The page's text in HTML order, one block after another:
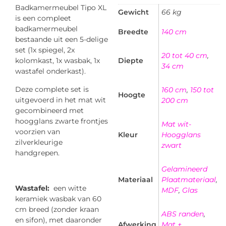
Badkamermeubel Tipo XL
is een compleet
badkamermeubel
bestaande uit een 5-delige
set (1x spiegel, 2x
kolomkast, 1x wasbak, 1x
wastafel onderkast).
Deze complete set is
uitgevoerd in het mat wit
gecombineerd met
hoogglans zwarte frontjes
voorzien van
zilverkleurige
handgrepen.
Wastafel: een witte
keramiek wasbak van 60
cm breed (zonder kraan
en sifon), met daaronder
Gewicht 66 kg
Breedte 140 cm
Diepte
20 tot 40 cm,
34 cm
Hoogte
160 cm, 150 tot
200 cm
Kleur
Mat wit-
Hoogglans
zwart
Materiaal
Gelamineerd
Plaatmateriaal,
MDF, Glas
ABS randen,